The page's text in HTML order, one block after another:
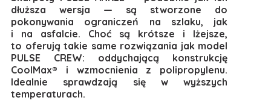
dłuższa wersja — są stworzone do
pokonywania ograniczeń na szlaku, jak
i na asfalcie. Choć są krótsze i lżejsze,
to oferują takie same rozwiązania jak model
PULSE CREW: oddychającą konstrukcję
CoolMax® i wzmocnienia z polipropylenu.
Idealnie sprawdzają się w wyższych
temperaturach.